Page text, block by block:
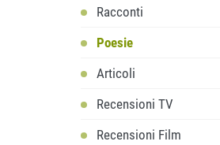
Racconti
Poesie
Articoli
Recensioni TV
Recensioni Film